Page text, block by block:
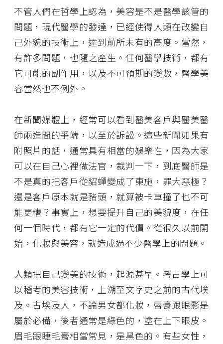
不管人們在哲學上認為，美容是不是醫學該管的
問題，現代醫學的發達，已經使得人類在改變自
己外貌的技術上，達到前所未有的高度。當然，
有許多問題，也隨之產生。任何醫學技術，都有
它可能的副作用，以及不可預期的變數，醫學美
容當然也不例外。
在新聞媒體上，經常可以看到醫美客戶與醫美醫
師兩造間的爭端，以至於訴訟。這些新聞如果有
附照片的話，通常具有相當的娛樂性，因為大家
可以在自己心裡做法官，裁判一下，到底醫師是
不是真的把客戶從貂蟬變成了東施，罪大惡極？
還是客戶原本就是豬頭，就算被卡車撞了也不可
能更糟？事實上，想要提升自己的美貌度，在任
何一個時代，都有它一定的代價。從很久以前開
始，化妝與美容，就造成過不少醫學上的問題。
人類把自己變美的技術，起源甚早。考古學上可
以稽考的美容技術，上溯至文字史之前的古代埃
及。古埃及人，不論男女都化妝，唇膏跟眼影是
屬於必備，後者通常是綠色的，塗在上下眼皮。
眉毛跟睫毛膏相當常見，是黑色的。有些女性，